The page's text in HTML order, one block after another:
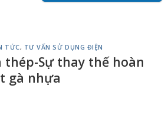
TỨC, TƯ VẤN SỬ DỤNG ĐIỆN
thép-Sự thay thế hoàn
gà nhựa